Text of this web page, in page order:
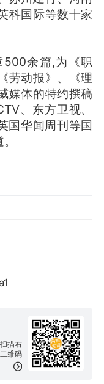
科国际等数十家
余篇,为《职
劳动报》、《理
媒体的特约撰稿
、东方卫视、
国华闻周刊等国
描右
维码